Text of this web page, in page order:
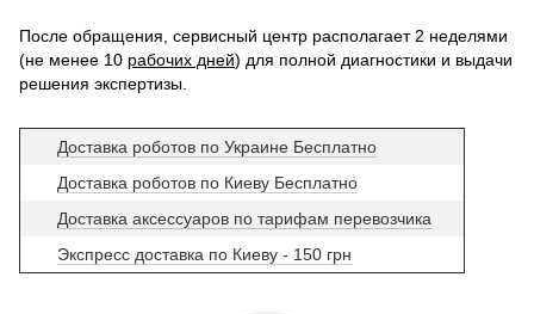
После обращения, сервисный центр располагает 2 неделями
(не менее 10 рабочих дней) для полной диагностики и выдачи
решения экспертизы.
Доставка роботов по Украине Бесплатно
Доставка роботов по Киеву Бесплатно
Доставка аксессуаров по тарифам перевозчика
Экспресс доставка по Киеву - 150 грн